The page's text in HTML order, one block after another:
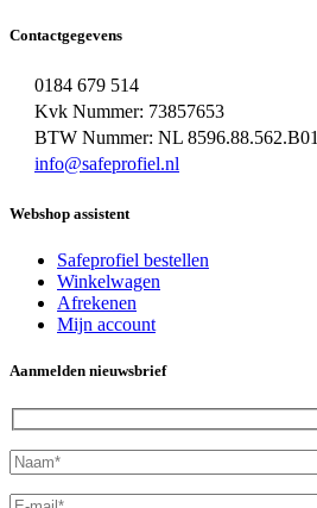
Contactgegevens
0184 679 514
Kvk Nummer: 73857653
BTW Nummer: NL 8596.88.562.B01
info@safeprofiel.nl
Webshop assistent
Safeprofiel bestellen
Winkelwagen
Afrekenen
Mijn account
Aanmelden nieuwsbrief